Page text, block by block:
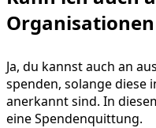
Organisationen
Ja, du kannst auch an
spenden, solange diese
anerkannt sind. In
eine Spendenquittung.